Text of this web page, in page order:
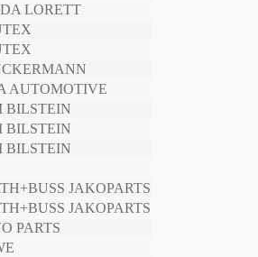
LORETT
AUTOMOTIVE
BILSTEIN
BILSTEIN
BILSTEIN
JAKOPARTS
JAKOPARTS
PARTS